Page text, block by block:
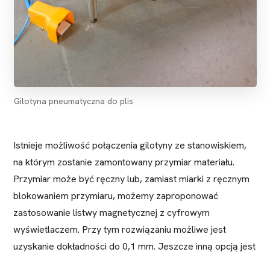
Gilotyna pneumatyczna do plis
Istnieje możliwość połączenia gilotyny ze stanowiskiem,
na którym zostanie zamontowany przymiar materiału.
Przymiar może być ręczny lub, zamiast miarki z ręcznym
blokowaniem przymiaru, możemy zaproponować
zastosowanie listwy magnetycznej z cyfrowym
wyświetlaczem. Przy tym rozwiązaniu możliwe jest
uzyskanie dokładności do 0,1 mm. Jeszcze inną opcją jest